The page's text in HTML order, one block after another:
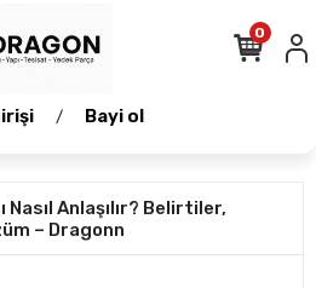
/ Bayi ol
0
Nasıl Anlaşılır? Belirtiler,
– Dragonn